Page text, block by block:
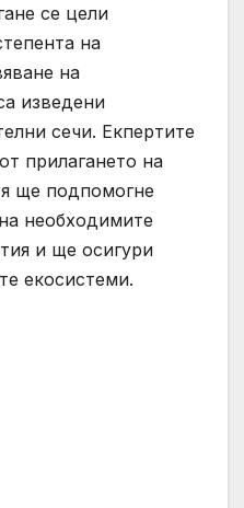
се цели
на
на
изведени
сечи. Екпертите
прилагането на
ще подпомогне
необходимите
и ще осигури
екосистеми.